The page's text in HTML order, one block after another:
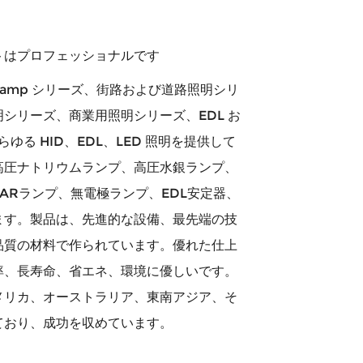
プロフェッショナルです
シリーズ、街路および道路照明シリ
リーズ、商業用照明シリーズ、EDL お
ゆる HID、EDL、LED 照明を提供して
ナトリウムランプ、高圧水銀ランプ、
ランプ、無電極ランプ、EDL安定器、
。製品は、先進的な設備、最先端の技
の材料で作られています。優れた仕上
長寿命、省エネ、環境に優しいです。
カ、オーストラリア、東南アジア、そ
り、成功を収めています。